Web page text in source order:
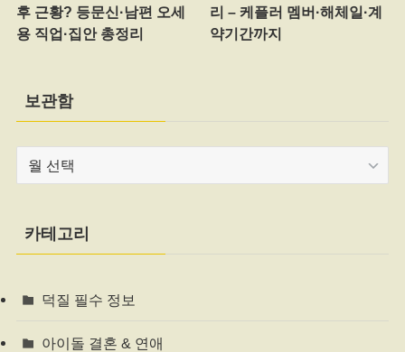
후 근황? 등문신·남편 오세
용 직업·집안 총정리
리 – 케플러 멤버·해체일·계
약기간까지
보관함
카테고리
덕질 필수 정보
아이돌 결혼 & 연애